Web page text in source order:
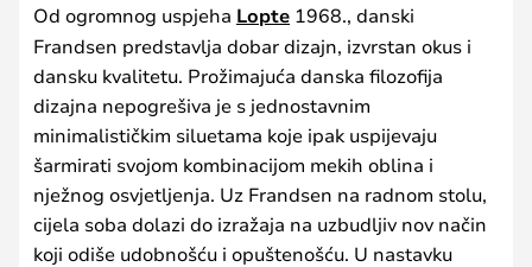
Od ogromnog uspjeha Lopte 1968., danski
Frandsen predstavlja dobar dizajn, izvrstan okus i
dansku kvalitetu. Prožimajuća danska filozofija
dizajna nepogrešiva je s jednostavnim
minimalističkim siluetama koje ipak uspijevaju
šarmirati svojom kombinacijom mekih oblina i
nježnog osvjetljenja. Uz Frandsen na radnom stolu,
cijela soba dolazi do izražaja na uzbudljiv nov način
koji odiše udobnošću i opuštenošću. U nastavku